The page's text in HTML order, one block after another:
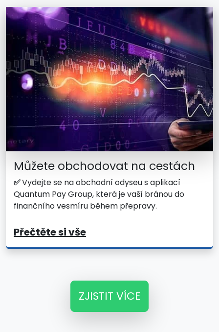
Můžete obchodovat na cestách
✅Vydejte se na obchodní odyseu s aplikací
Quantum Pay Group, která je vaší bránou do
finančního vesmíru během přepravy.
Přečtěte si vše
ZJISTIT VÍCE